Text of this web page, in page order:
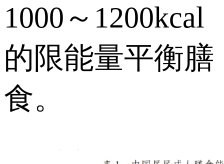
1000～1200kcal
的限能量平衡膳
食。